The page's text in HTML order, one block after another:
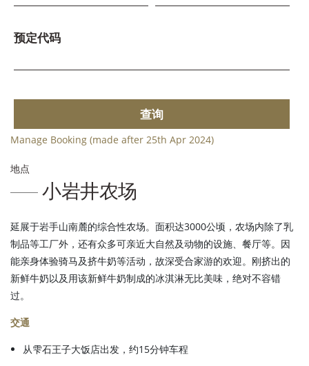
预定代码
查询
Manage Booking (made after 25th Apr 2024)
地点
小岩井农场
延展于岩手山南麓的综合性农场。面积达3000公顷，农场内除了乳
制品等工厂外，还有众多可亲近大自然及动物的设施、餐厅等。因
能亲身体验骑马及挤牛奶等活动，故深受合家游的欢迎。刚挤出的
新鲜牛奶以及用该新鲜牛奶制成的冰淇淋无比美味，绝对不容错
过。
交通
从雫石王子大饭店出发，约15分钟车程